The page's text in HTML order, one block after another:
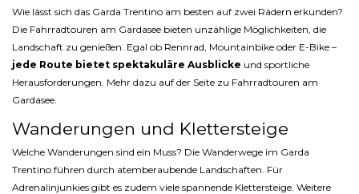
Wie lässt sich das Garda Trentino am besten auf zwei Rädern erkunden?
Die Fahrradtouren am Gardasee bieten unzählige Möglichkeiten, die
Landschaft zu genießen. Egal ob Rennrad, Mountainbike oder E-Bike –
jede Route bietet spektakuläre Ausblicke und sportliche
Herausforderungen. Mehr dazu auf der Seite zu Fahrradtouren am
Gardasee.
Wanderungen und Klettersteige
Welche Wanderungen sind ein Muss? Die Wanderwege im Garda
Trentino führen durch atemberaubende Landschaften. Für
Adrenalinjunkies gibt es zudem viele spannende Klettersteige. Weitere